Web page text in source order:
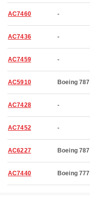
AC7460 -
AC7436 -
AC7459 -
AC5910 Boeing 787
AC7428 -
AC7452 -
AC6227 Boeing 787
AC7440 Boeing 777